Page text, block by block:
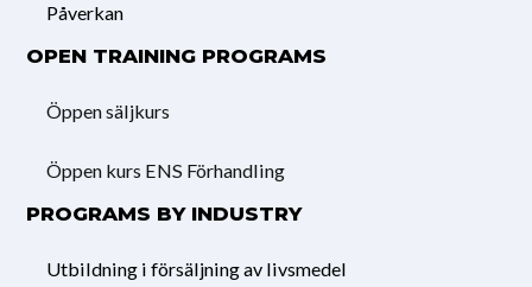
Påverkan
OPEN TRAINING PROGRAMS
Öppen säljkurs
Öppen kurs ENS Förhandling
PROGRAMS BY INDUSTRY
Utbildning i försäljning av livsmedel